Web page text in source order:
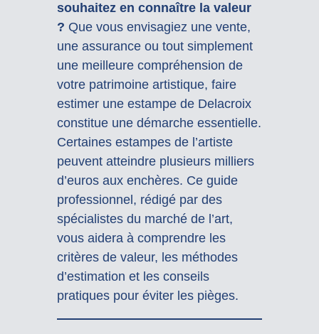
souhaitez en connaître la valeur
? Que vous envisagiez une vente,
une assurance ou tout simplement
une meilleure compréhension de
votre patrimoine artistique, faire
estimer une estampe de Delacroix
constitue une démarche essentielle.
Certaines estampes de l’artiste
peuvent atteindre plusieurs milliers
d’euros aux enchères. Ce guide
professionnel, rédigé par des
spécialistes du marché de l’art,
vous aidera à comprendre les
critères de valeur, les méthodes
d’estimation et les conseils
pratiques pour éviter les pièges.